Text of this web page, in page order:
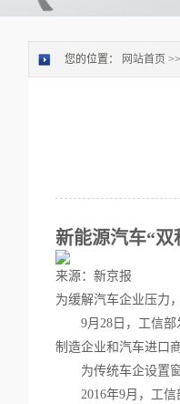
您的位置： 网站首页
新能源汽车“双
来源：新京报
为缓解汽车企业压力
9月28日，工信部发
制造企业和汽车进口
为传统车企设置
2016年9月，工信